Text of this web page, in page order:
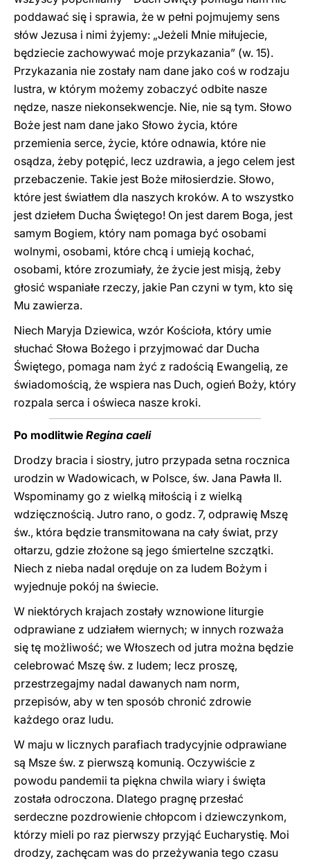
poddawać się i sprawia, że w pełni pojmujemy sens
słów Jezusa i nimi żyjemy: „Jeżeli Mnie miłujecie,
będziecie zachowywać moje przykazania” (w. 15).
Przykazania nie zostały nam dane jako coś w rodzaju
lustra, w którym możemy zobaczyć odbite nasze
nędze, nasze niekonsekwencje. Nie, nie są tym. Słowo
Boże jest nam dane jako Słowo życia, które
przemienia serce, życie, które odnawia, które nie
osądza, żeby potępić, lecz uzdrawia, a jego celem jest
przebaczenie. Takie jest Boże miłosierdzie. Słowo,
które jest światłem dla naszych kroków. A to wszystko
jest dziełem Ducha Świętego! On jest darem Boga, jest
samym Bogiem, który nam pomaga być osobami
wolnymi, osobami, które chcą i umieją kochać,
osobami, które zrozumiały, że życie jest misją, żeby
głosić wspaniałe rzeczy, jakie Pan czyni w tym, kto się
Mu zawierza.
Niech Maryja Dziewica, wzór Kościoła, który umie
słuchać Słowa Bożego i przyjmować dar Ducha
Świętego, pomaga nam żyć z radością Ewangelią, ze
świadomością, że wspiera nas Duch, ogień Boży, który
rozpala serca i oświeca nasze kroki.
Po modlitwie Regina caeli
Drodzy bracia i siostry, jutro przypada setna rocznica
urodzin w Wadowicach, w Polsce, św. Jana Pawła II.
Wspominamy go z wielką miłością i z wielką
wdzięcznością. Jutro rano, o godz. 7, odprawię Mszę
św., która będzie transmitowana na cały świat, przy
ołtarzu, gdzie złożone są jego śmiertelne szczątki.
Niech z nieba nadal oręduje on za ludem Bożym i
wyjednuje pokój na świecie.
W niektórych krajach zostały wznowione liturgie
odprawiane z udziałem wiernych; w innych rozważa
się tę możliwość; we Włoszech od jutra można będzie
celebrować Mszę św. z ludem; lecz proszę,
przestrzegajmy nadal dawanych nam norm,
przepisów, aby w ten sposób chronić zdrowie
każdego oraz ludu.
W maju w licznych parafiach tradycyjnie odprawiane
są Msze św. z pierwszą komunią. Oczywiście z
powodu pandemii ta piękna chwila wiary i święta
została odroczona. Dlatego pragnę przesłać
serdeczne pozdrowienie chłopcom i dziewczynkom,
którzy mieli po raz pierwszy przyjąć Eucharystię. Moi
drodzy, zachęcam was do przeżywania tego czasu